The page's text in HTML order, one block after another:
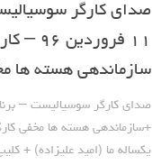
۱۱
سازماندهی هسته ها
+سازماندهی هسته ها مخفی
یکساله ما (امید علیزاده) +